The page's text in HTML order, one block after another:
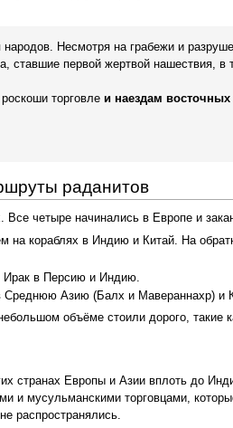
Несмотря на грабежи и
ставшие первой жертвой нашествия,
торговле и наездам
раданитов
четыре начинались в Европе и
на кораблях в Индию и Китай. На
Ирак в Персию и Индию.
Среднюю Азию (Балх и Мавераннахр) и
объёме стоили дорого, такие
странах Европы и Азии вплоть до
и мусульманскими торговцами,
распространялись.